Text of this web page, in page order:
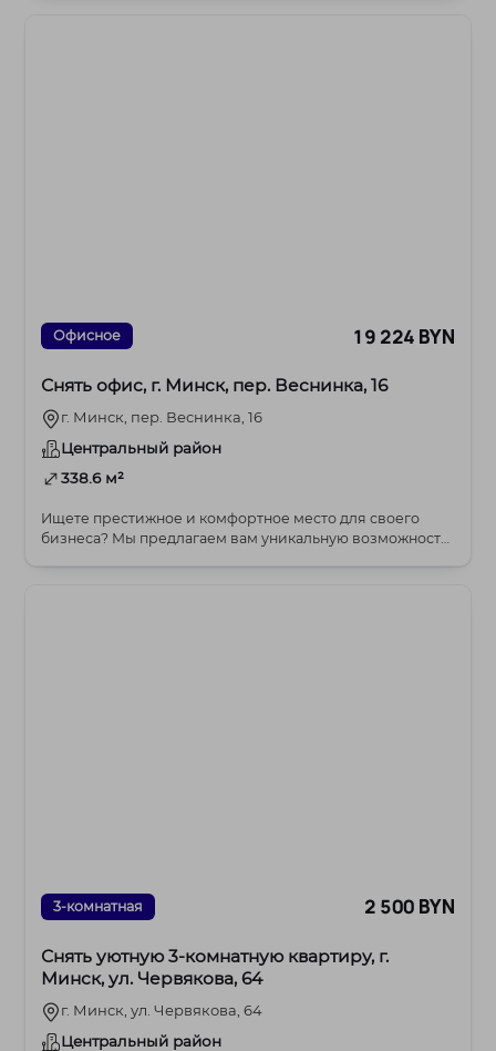
Офисное 19 224 BYN
Снять офис, г. Минск, пер. Веснинка, 16
г. Минск, пер. Веснинка, 16
Центральный район
338.6 м²
Ищете престижное и комфортное место для своего
бизнеса? Мы предлагаем вам уникальную возможность
3-комнатная 2 500 BYN
Снять уютную 3-комнатную квартиру, г.
Минск, ул. Червякова, 64
г. Минск, ул. Червякова, 64
Центральный район